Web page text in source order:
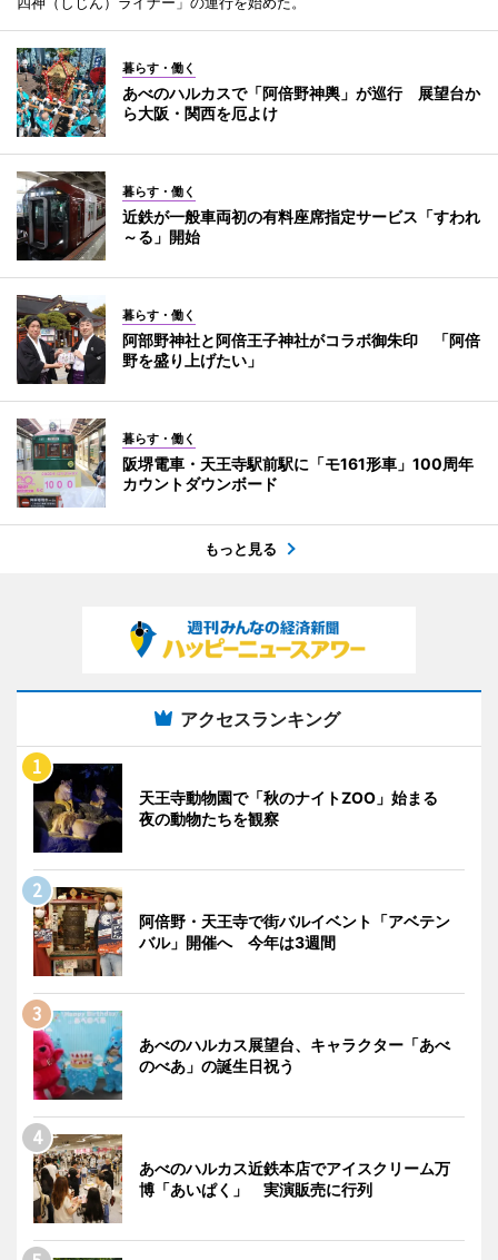
暮らす・働く
あべのハルカスで「阿倍野神輿」が巡行 展望台か
ら大阪・関西を厄よけ
暮らす・働く
近鉄が一般車両初の有料座席指定サービス「すわれ
～る」開始
暮らす・働く
阿部野神社と阿倍王子神社がコラボ御朱印 「阿倍
野を盛り上げたい」
暮らす・働く
阪堺電車・天王寺駅前駅に「モ161形車」100周年
カウントダウンボード
もっと見る
アクセスランキング
天王寺動物園で「秋のナイトZOO」始まる
夜の動物たちを観察
阿倍野・天王寺で街バルイベント「アベテン
バル」開催へ 今年は3週間
あべのハルカス展望台、キャラクター「あべ
のべあ」の誕生日祝う
あべのハルカス近鉄本店でアイスクリーム万
博「あいぱく」 実演販売に行列